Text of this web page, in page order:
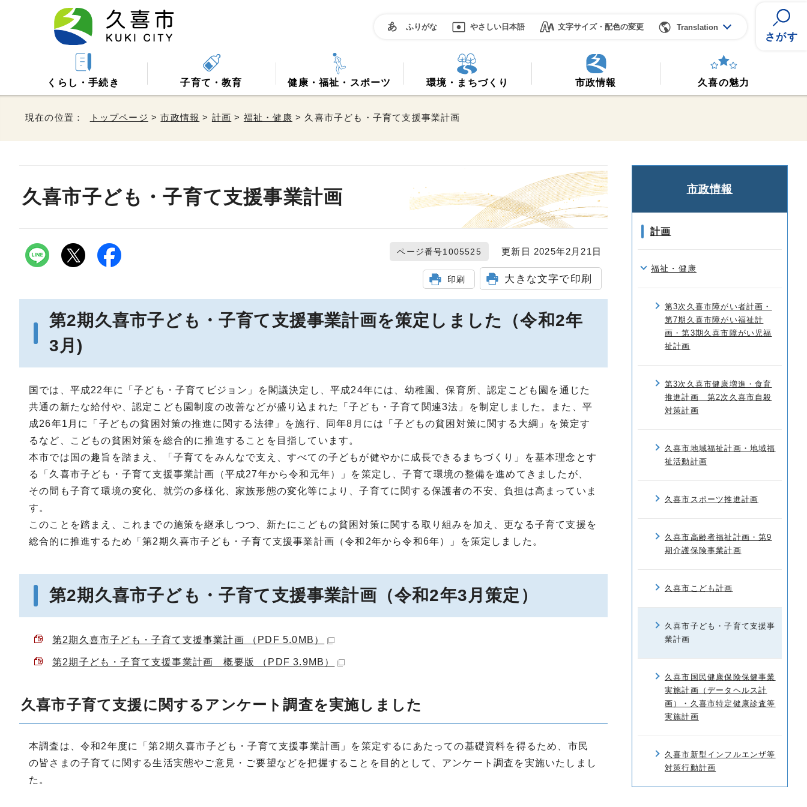
ふりがな やさしい日本語 文字サイズ・配色の変更 Translation
さがす
くらし・手続き 子育て・教育 健康・福祉・スポーツ 環境・まちづくり 市政情報 久喜の魅力
現在の位置： トップページ >市政情報 > 計画 > 福祉・健康 > 久喜市子ども・子育て支援事業計画
久喜市子ども・子育て支援事業計画
ページ番号1005525 更新日 2025年2月21日
印刷 大きな文字で印刷
第2期久喜市子ども・子育て支援事業計画を策定しました（令和2年
3月)
国では、平成22年に「子ども・子育てビジョン」を閣議決定し、平成24年には、幼稚園、保育所、認定こども園を通じた
共通の新たな給付や、認定こども園制度の改善などが盛り込まれた「子ども・子育て関連3法」を制定しました。また、平
成26年1月に「子どもの貧困対策の推進に関する法律」を施行、同年8月には「子どもの貧困対策に関する大綱」を策定す
るなど、こどもの貧困対策を総合的に推進することを目指しています。
本市では国の趣旨を踏まえ、「子育てをみんなで支え、すべての子どもが健やかに成長できるまちづくり」を基本理念とす
る「久喜市子ども・子育て支援事業計画（平成27年から令和元年）」を策定し、子育て環境の整備を進めてきましたが、
その間も子育て環境の変化、就労の多様化、家族形態の変化等により、子育てに関する保護者の不安、負担は高まっていま
す。
このことを踏まえ、これまでの施策を継承しつつ、新たにこどもの貧困対策に関する取り組みを加え、更なる子育て支援を
総合的に推進するため「第2期久喜市子ども・子育て支援事業計画（令和2年から令和6年）」を策定しました。
第2期久喜市子ども・子育て支援事業計画（令和2年3月策定）
第2期久喜市子ども・子育て支援事業計画 （PDF 5.0MB）
第2期子ども・子育て支援事業計画 概要版 （PDF 3.9MB）
久喜市子育て支援に関するアンケート調査を実施しました
本調査は、令和2年度に「第2期久喜市子ども・子育て支援事業計画」を策定するにあたっての基礎資料を得るため、市民
の皆さまの子育てに関する生活実態やご意見・ご要望などを把握することを目的として、アンケート調査を実施いたしまし
た。
市政情報
計画
福祉・健康
第3次久喜市障がい者計画・
第7期久喜市障がい福祉計
画・第3期久喜市障がい児福
祉計画
第3次久喜市健康増進・食育
推進計画 第2次久喜市自殺
対策計画
久喜市地域福祉計画・地域福
祉活動計画
久喜市スポーツ推進計画
久喜市高齢者福祉計画・第9
期介護保険事業計画
久喜市こども計画
久喜市子ども・子育て支援事
業計画
久喜市国民健康保険保健事業
実施計画（データヘルス計
画）・久喜市特定健康診査等
実施計画
久喜市新型インフルエンザ等
対策行動計画